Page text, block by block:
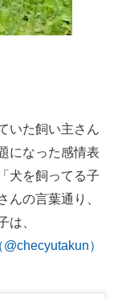
いた飼い主さん
になった感情表
犬を飼ってる子
んの言葉通り、
は、
@checyutakun）